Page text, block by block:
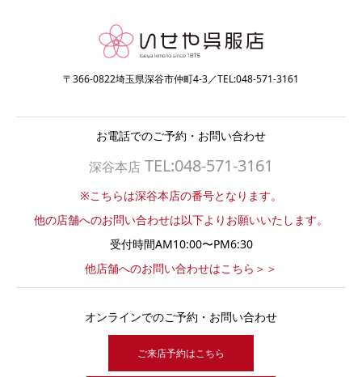
〒366-0822埼玉県深谷市仲町4-3／TEL:048-571-3161
お電話でのご予約・お問い合わせ
深谷本店 TEL:048-571-3161
※こちらは深谷本店の番号となります。
他の店舗へのお問い合わせは以下よりお願いいたします。
受付時間AM10:00〜PM6:30
他店舗へのお問い合わせはこちら＞＞
オンラインでのご予約・お問い合わせ
ご来店予約はこちら